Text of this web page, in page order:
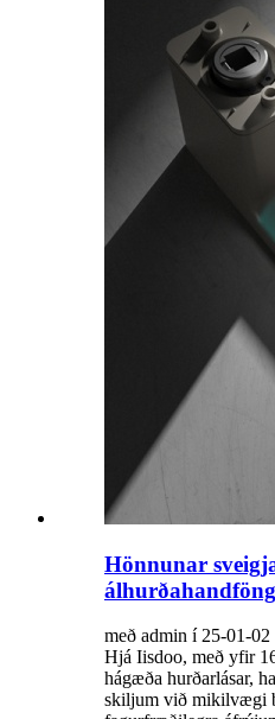
Hönnunar
álhurðahandföng
með admin í 25-01-02
Hjá Iisdoo, með yfir
hágæða hurðarlásar,
skiljum við mikilvægi